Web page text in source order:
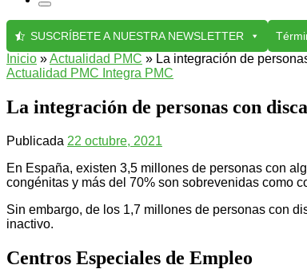
Menú
SUSCRÍBETE A NUESTRA NEWSLETTER
Inicio »Actualidad PMC » La integración de
Actualidad PMC Integra PMC
La integración de personas con
Publicada 22 octubre, 2021
En España, existen 3,5 millones de personas con
congénitas y más del 70% son sobrevenidas como
Sin embargo, de los 1,7 millones de personas con
inactivo.
Centros Especiales de Empleo